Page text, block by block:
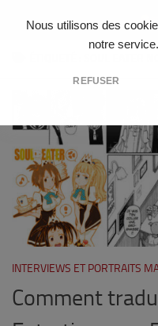
Nous utilisons des
notre service.
REFUSER
Skip to content
INTERVIEWS ET PORTRAITS
Comment